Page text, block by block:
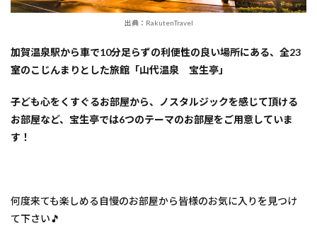
出典：RakutenTravel
加賀温泉駅から車で10分足らずの利便性の良い場所にある、全23
室のこじんまりとした旅館「山代温泉 宝生亭」
子ども心をくすぐるお部屋から、ノスタルジックを感じて頂ける
お部屋など、宝生亭では6つのテーマのお部屋をご用意していま
す！
何度来ても楽しめる自慢のお部屋から皆様のお気に入りを見つけ
て下さい🎵